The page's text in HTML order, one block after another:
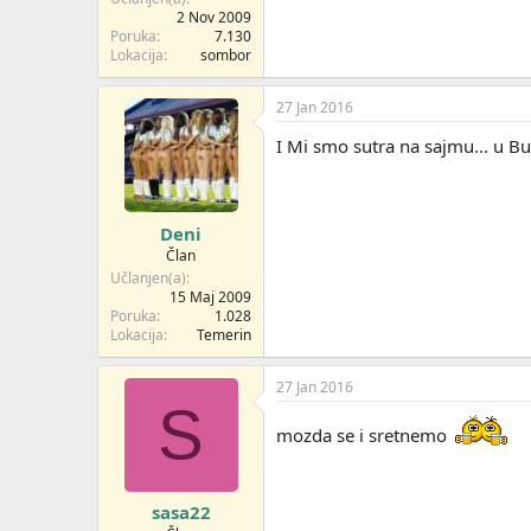
2 Nov 2009
Poruka
7.130
Lokacija
sombor
Deni
Član
Učlanjen(a)
15 Maj 2009
Poruka
1.028
Lokacija
Temerin
27 Jan 2016
I Mi smo sutra na sajmu... u
S
sasa22
27 Jan 2016
mozda se i sretnemo